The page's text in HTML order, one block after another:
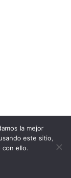
la mejor
este sitio,
con ello.